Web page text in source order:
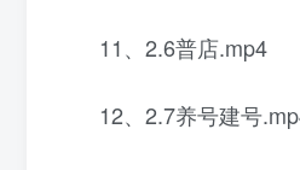
11、2.6普店.mp4
12、2.7养号建号